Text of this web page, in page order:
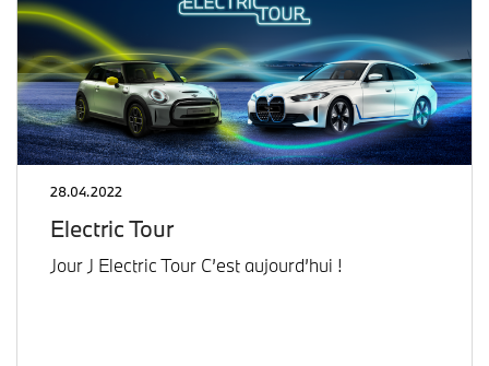
28.04.2022
Electric Tour
Jour J Electric Tour C’est aujourd’hui !